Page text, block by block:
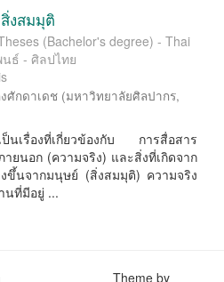
งสมมุติ
(Bachelor's degree) - Thai
ธ์ - ศิลปไทย
ศักดาเดช (มหาวิทยาลัยศิลปากร,
นเรื่องที่เกี่ยวข้องกับ การสื่อสาร
ยนอก (ความจริง) และสิ่งที่เกิดจาก
ขึ้นจากมนุษย์ (สิ่งสมมุติ) ความจริง
นที่มีอยู่ ...
Theme by